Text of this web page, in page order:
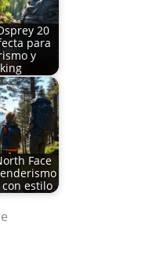
20
para
y
Face
estilo